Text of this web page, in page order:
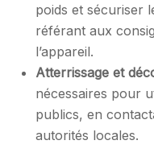
poids et sécuriser
référant aux
l’appareil.
Atterrissage et
nécessaires pour
publics, en
autorités locales.